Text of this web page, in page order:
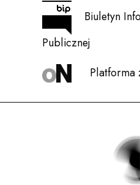
Biuletyn
Publicznej
Platforma